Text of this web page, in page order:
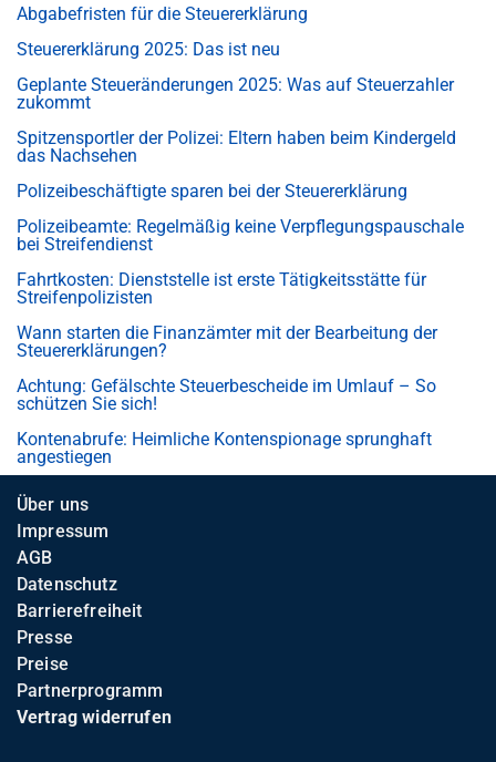
Abgabefristen für die Steuererklärung
Steuererklärung 2025: Das ist neu
Geplante Steueränderungen 2025: Was auf Steuerzahler
zukommt
Spitzensportler der Polizei: Eltern haben beim Kindergeld
das Nachsehen
Polizeibeschäftigte sparen bei der Steuererklärung
Polizeibeamte: Regelmäßig keine Verpflegungspauschale
bei Streifendienst
Fahrtkosten: Dienststelle ist erste Tätigkeitsstätte für
Streifenpolizisten
Wann starten die Finanzämter mit der Bearbeitung der
Steuererklärungen?
Achtung: Gefälschte Steuerbescheide im Umlauf – So
schützen Sie sich!
Kontenabrufe: Heimliche Kontenspionage sprunghaft
angestiegen
Über uns
Impressum
AGB
Datenschutz
Barrierefreiheit
Presse
Preise
Partnerprogramm
Vertrag widerrufen